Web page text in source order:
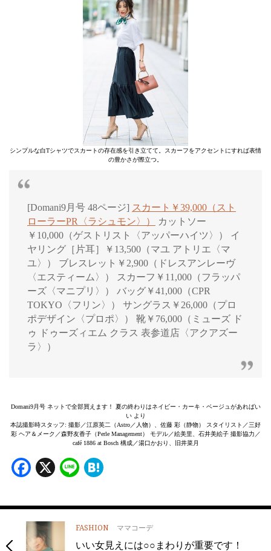
シンプルな白Tシャツでスカートの存在感を引き立てて。スカーフをアクセントにすれば表情
の豊かさが際立つ。
[Domani9月号 48ページ] スカート￥39,000（スト
ローラーPR〈ラシュモン〉）
カットソー
￥10,000（ゲストリスト〈アッパーハイツ〉） イ
ヤリング［片耳］￥13,500（マユ アトリエ〈マ
ユ〉） ブレスレット￥2,900（ドレスアンレーヴ
〈エスティーム〉） スカーフ￥11,000（フラッパ
ーズ〈マニプリ〉） バッグ￥41,000（CPR
TOKYO〈フリン〉） サングラス￥26,000（プロ
ポデザイン〈プロポ〉） 靴￥76,000（ミューズ ド
ゥ ドゥーズィエム クラス 表参道店〈アクアズー
ラ〉）
Domani9月号 ネットで全部買えます！ 夏の終わりはネイビー・カーキ・ベージュがあればい
い より
本誌撮影時スタッフ: 撮影／江原英二（Astro／人物）、佐藤 彩（静物） スタイリスト／三好
彩 ヘア＆メーク／森野友香子（Perle Management） モデル／絵美里、石井美絵子 撮影協力／
café 1886 at Bosch 構成／湯口かおり、旧井菜月
Facebook
X Line
FASHION ママコーデ
いい女見えには○○まわりが重要です！